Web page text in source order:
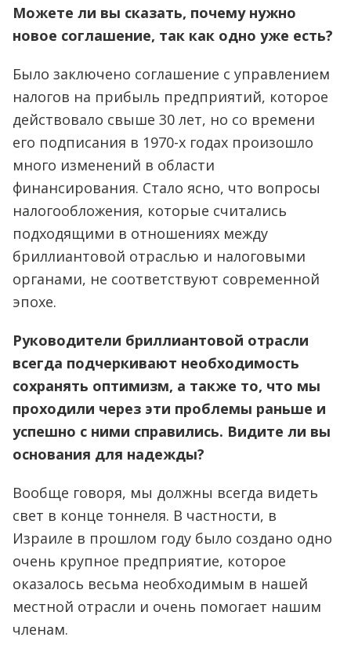
Можете ли вы сказать, почему нужно
новое соглашение, так как одно уже есть?
Было заключено соглашение с управлением
налогов на прибыль предприятий, которое
действовало свыше 30 лет, но со времени
его подписания в 1970-х годах произошло
много изменений в области
финансирования. Стало ясно, что вопросы
налогообложения, которые считались
подходящими в отношениях между
бриллиантовой отраслью и налоговыми
органами, не соответствуют современной
эпохе.
Руководители бриллиантовой отрасли
всегда подчеркивают необходимость
сохранять оптимизм, а также то, что мы
проходили через эти проблемы раньше и
успешно с ними справились. Видите ли вы
основания для надежды?
Вообще говоря, мы должны всегда видеть
свет в конце тоннеля. В частности, в
Израиле в прошлом году было создано одно
очень крупное предприятие, которое
оказалось весьма необходимым в нашей
местной отрасли и очень помогает нашим
членам.